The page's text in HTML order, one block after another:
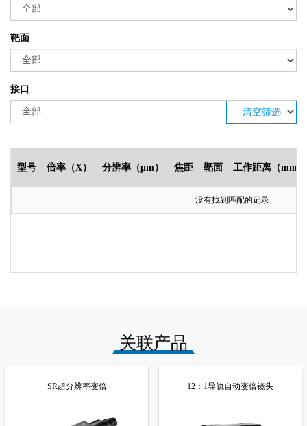
靶面
接口
清空筛选
型号 倍率（X） 分辨率（μm） 焦距 靶面 工作距离（mm）
没有找到匹配的记录
关联产品
SR超分辨率变倍 12：1导轨自动变倍镜头